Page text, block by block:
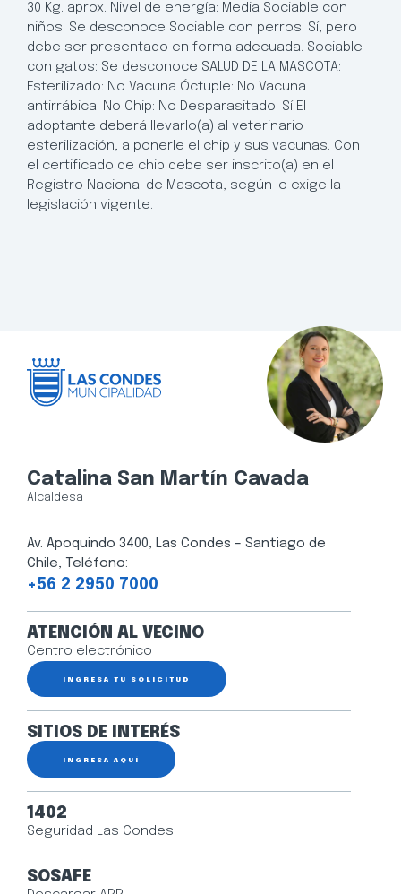
30 Kg. aprox. Nivel de energía: Media Sociable con
niños: Se desconoce Sociable con perros: Sí, pero
debe ser presentado en forma adecuada. Sociable
con gatos: Se desconoce SALUD DE LA MASCOTA:
Esterilizado: No Vacuna Óctuple: No Vacuna
antirrábica: No Chip: No Desparasitado: Sí El
adoptante deberá llevarlo(a) al veterinario
esterilización, a ponerle el chip y sus vacunas. Con
el certificado de chip debe ser inscrito(a) en el
Registro Nacional de Mascota, según lo exige la
legislación vigente.
Catalina San Martín Cavada
Alcaldesa
Av. Apoquindo 3400, Las Condes – Santiago de
Chile, Teléfono:
+56 2 2950 7000
ATENCIÓN AL VECINO
Centro electrónico
INGRESA TU SOLICITUD
SITIOS DE INTERÉS
INGRESA AQUÍ
1402
Seguridad Las Condes
SOSAFE